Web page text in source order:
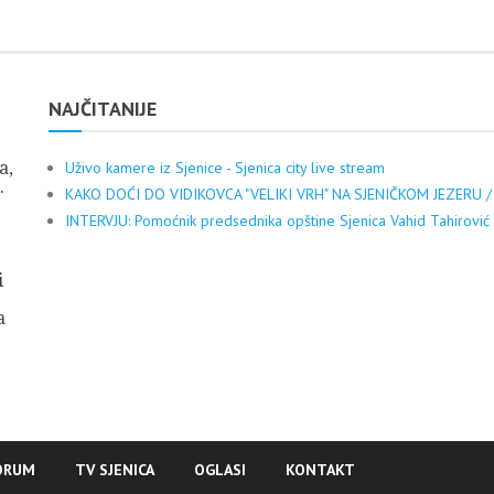
NAJČITANIJE
Uživo kamere iz Sjenice - Sjenica city live stream
KAKO DOĆI DO VIDIKOVCA "VELIKI VRH" NA SJENIČKOM
INTERVJU: Pomoćnik predsednika opštine Sjenica Vahid Tahirović
TV SJENICA OGLASI KONTAKT